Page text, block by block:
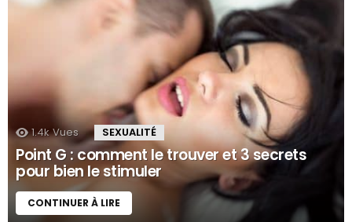
1.4k Vues SEXUALITÉ
Point G : comment le trouver et 3 secrets
pour bien le stimuler
CONTINUER À LIRE